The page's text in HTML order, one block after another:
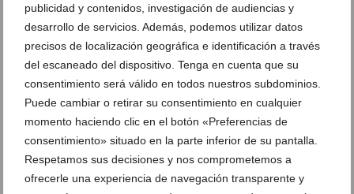
publicidad y contenidos, investigación de audiencias y
desarrollo de servicios. Además, podemos utilizar datos
precisos de localización geográfica e identificación a través
del escaneado del dispositivo. Tenga en cuenta que su
consentimiento será válido en todos nuestros subdominios.
Puede cambiar o retirar su consentimiento en cualquier
momento haciendo clic en el botón «Preferencias de
consentimiento» situado en la parte inferior de su pantalla.
Respetamos sus decisiones y nos comprometemos a
ofrecerle una experiencia de navegación transparente y
Un verano de aventuras y diversión: apunta ya a los
más pequeños de casa a la Escuela de Verano de CEI
El Castellet
20 de mayo de 2022